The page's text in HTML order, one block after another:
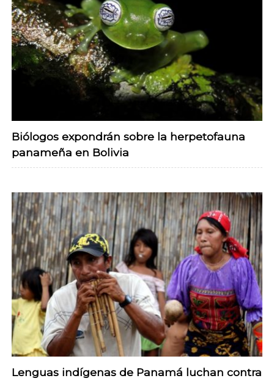
Biólogos expondrán sobre la herpetofauna
panameña en Bolivia
Lenguas indígenas de Panamá luchan contra